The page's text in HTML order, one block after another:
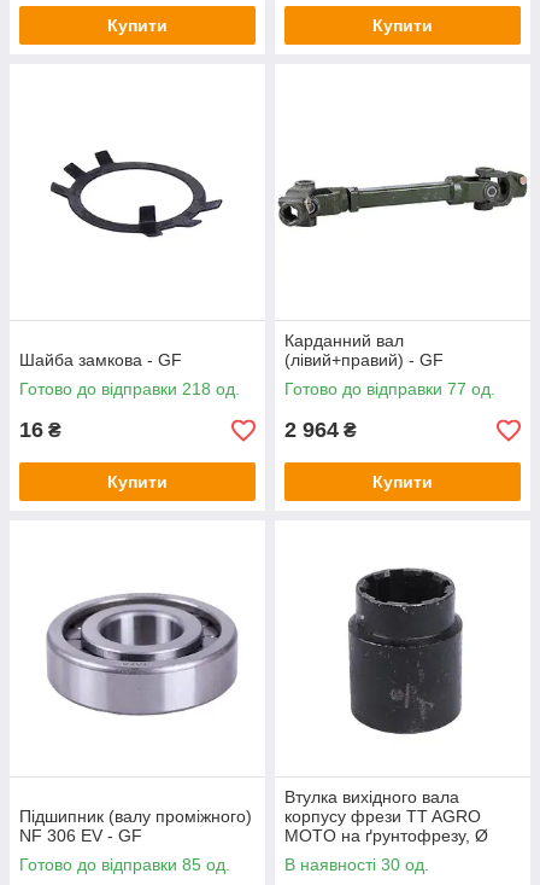
Купити Купити
Шайба замкова - GF
Готово до відправки 218 од.
16 ₴
Купити
Карданний вал
(лівий+правий) - GF
Готово до відправки 77 од.
2 964 ₴
Купити
Підшипник (валу проміжного)
NF 306 EV - GF
Готово до відправки 85 од.
Втулка вихідного вала
корпусу фрези TT AGRO
MOTO на ґрунтофрезу, Ø
внутрішній на шліцах — 38/32
мм
В наявності 30 од.